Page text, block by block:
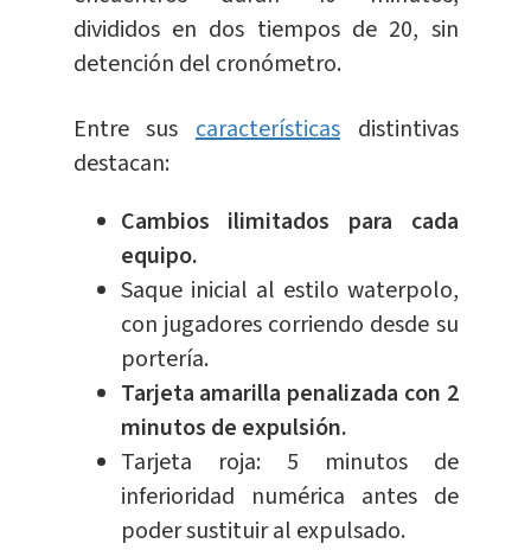
divididos en dos tiempos de 20, sin
detención del cronómetro.
Entre suscaracterísticas distintivas
destacan:
Cambios ilimitados para cada
equipo.
Saque inicial al estilo waterpolo,
con jugadores corriendo desde su
portería.
Tarjeta amarilla penalizada con 2
minutos de expulsión.
Tarjeta roja: 5 minutos de
inferioridad numérica antes de
poder sustituir al expulsado.